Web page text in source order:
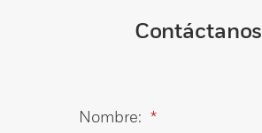
Contáctanos
*
Nombre: